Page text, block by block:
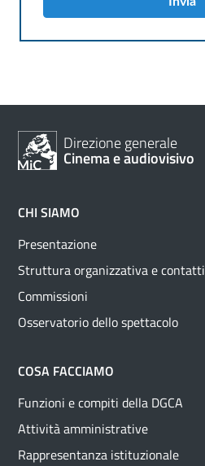
Direzione generale
Cinema e audiovisivo
CHI SIAMO
Presentazione
Struttura organizzativa e contatti
Commissioni
Osservatorio dello spettacolo
COSA FACCIAMO
Funzioni e compiti della DGCA
Attività amministrative
Rappresentanza istituzionale